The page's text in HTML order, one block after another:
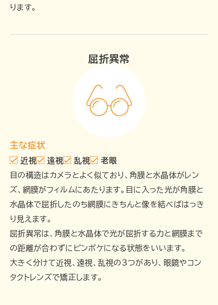
ります。
屈折異常
主な症状
近視 遠視 乱視
老眼
目の構造はカメラとよく似ており、角膜と水晶体がレン
ズ、網膜がフィルムにあたります。目に入った光が角膜と
水晶体で屈折したのち網膜にきちんと像を結べばはっき
り見えます。
屈折異常は、角膜と水晶体で光が屈折する力と網膜まで
の距離が合わずにピンボケになる状態をいいます。
大きく分けて近視、遠視、乱視の3つがあり、眼鏡やコン
タクトレンズで矯正します。